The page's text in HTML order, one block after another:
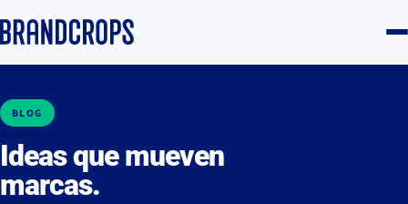
BLOG
Ideas que mueven
marcas.